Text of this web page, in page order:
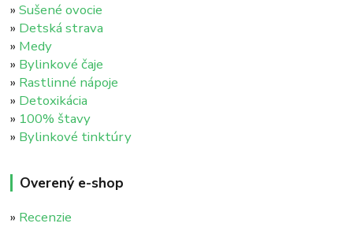
»Sušené ovocie
» Detská strava
» Medy
» Bylinkové čaje
» Rastlinné nápoje
» Detoxikácia
» 100% štavy
» Bylinkové tinktúry
Overený e-shop
» Recenzie